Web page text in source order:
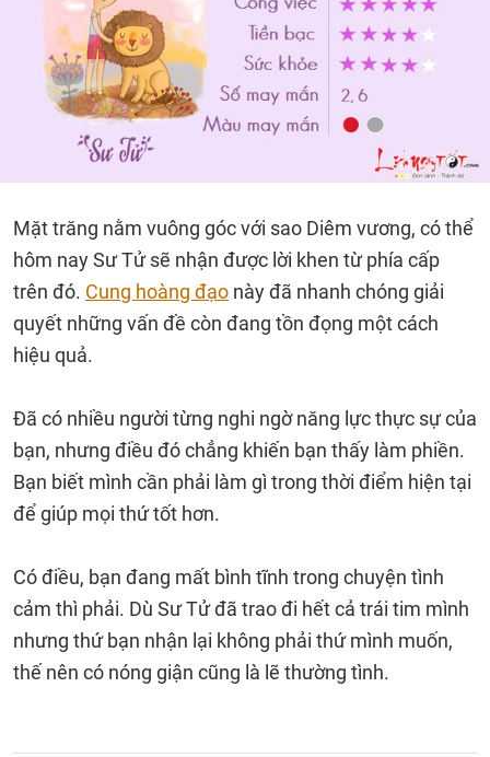
Mặt trăng nằm vuông góc với sao Diêm vương, có thể
hôm nay Sư Tử sẽ nhận được lời khen từ phía cấp
trên đó. Cung hoàng đạo này đã nhanh chóng giải
quyết những vấn đề còn đang tồn đọng một cách
hiệu quả.
Đã có nhiều người từng nghi ngờ năng lực thực sự của
bạn, nhưng điều đó chẳng khiến bạn thấy làm phiền.
Bạn biết mình cần phải làm gì trong thời điểm hiện tại
để giúp mọi thứ tốt hơn.
Có điều, bạn đang mất bình tĩnh trong chuyện tình
cảm thì phải. Dù Sư Tử đã trao đi hết cả trái tim mình
nhưng thứ bạn nhận lại không phải thứ mình muốn,
thế nên có nóng giận cũng là lẽ thường tình.